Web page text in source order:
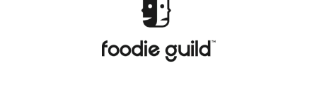
水区
公会活动